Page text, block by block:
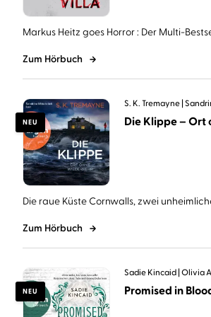
Markus Heitz goes Horror : Der Multi-
Zum Hörbuch
NEU
S. K. Tremayne
Die Klippe – Ort
Die raue Küste Cornwalls, zwei
Zum Hörbuch
NEU
Sadie Kincaid Olivia
Promised in